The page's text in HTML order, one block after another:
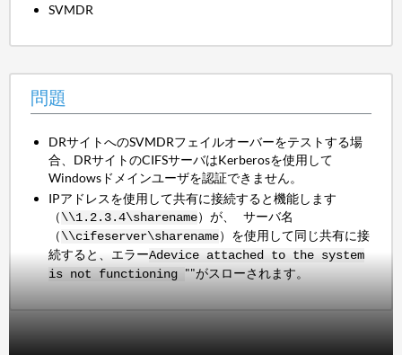
SVMDR
問題
DRサイトへのSVMDRフェイルオーバーをテストする場
合、DRサイトのCIFSサーバはKerberosを使用して
Windowsドメインユーザを認証できません。
IPアドレスを使用して共有に接続すると機能します
（\\1.2.3.4\sharename）が、 サーバ名
（\\cifeserver\sharename）を使用して同じ共有に接
続すると、エラーAdevice attached to the system
is not functioning ""がスローされます。